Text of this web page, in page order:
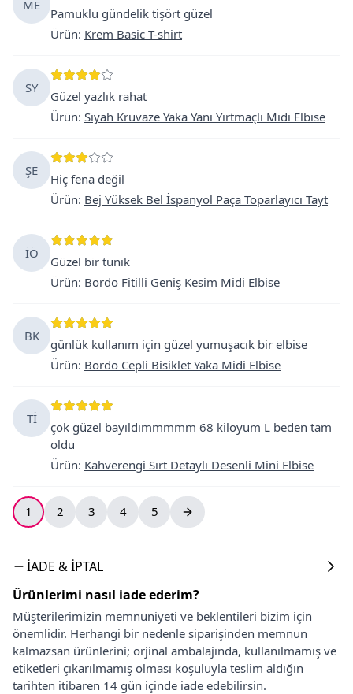
ME
Pamuklu gündelik tişört güzel
Ürün: Krem Basic T-shirt
SY
Güzel yazlık rahat
Ürün: Siyah Kruvaze Yaka Yanı Yırtmaçlı Midi Elbise
ŞE
Hiç fena değil
Ürün: Bej Yüksek Bel İspanyol Paça Toparlayıcı Tayt
İÖ
Güzel bir tunik
Ürün: Bordo Fitilli Geniş Kesim Midi Elbise
BK
günlük kullanım için güzel yumuşacık bir elbise
Ürün: Bordo Cepli Bisiklet Yaka Midi Elbise
Tİ
çok güzel bayıldımmmmm 68 kiloyum L beden tam
oldu
Ürün: Kahverengi Sırt Detaylı Desenli Mini Elbise
1 2 3 4 5
İADE & İPTAL
Ürünlerimi nasıl iade ederim?
Müşterilerimizin memnuniyeti ve beklentileri bizim için
önemlidir. Herhangi bir nedenle siparişinden memnun
kalmazsan ürünlerini; orjinal ambalajında, kullanılmamış ve
etiketleri çıkarılmamış olması koşuluyla teslim aldığın
tarihten itibaren 14 gün içinde iade edebilirsin.